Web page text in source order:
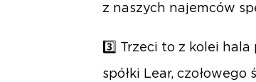
z naszych najemców
3️⃣ Trzeci to z kolei
spółki Lear,